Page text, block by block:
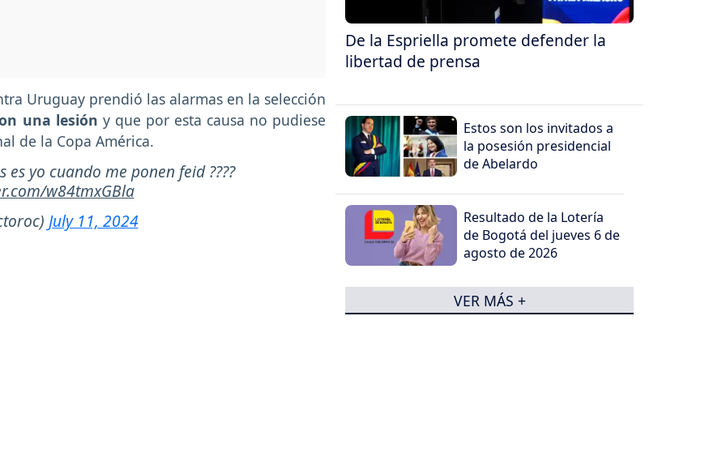
Uruguay prendió las alarmas en la selección
una lesión y que por esta causa no pudiese
de la Copa América.
es yo cuando me ponen feid ????
w84tmxGBla
July 11, 2024
De la Espriella promete defender la
libertad de prensa
Estos son los invitados a
la posesión presidencial
de Abelardo
Resultado de la Lotería
de Bogotá del jueves 6 de
agosto de 2026
VER MÁS +